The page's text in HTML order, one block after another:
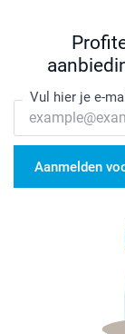
Vul hier je e-
Aanmelden